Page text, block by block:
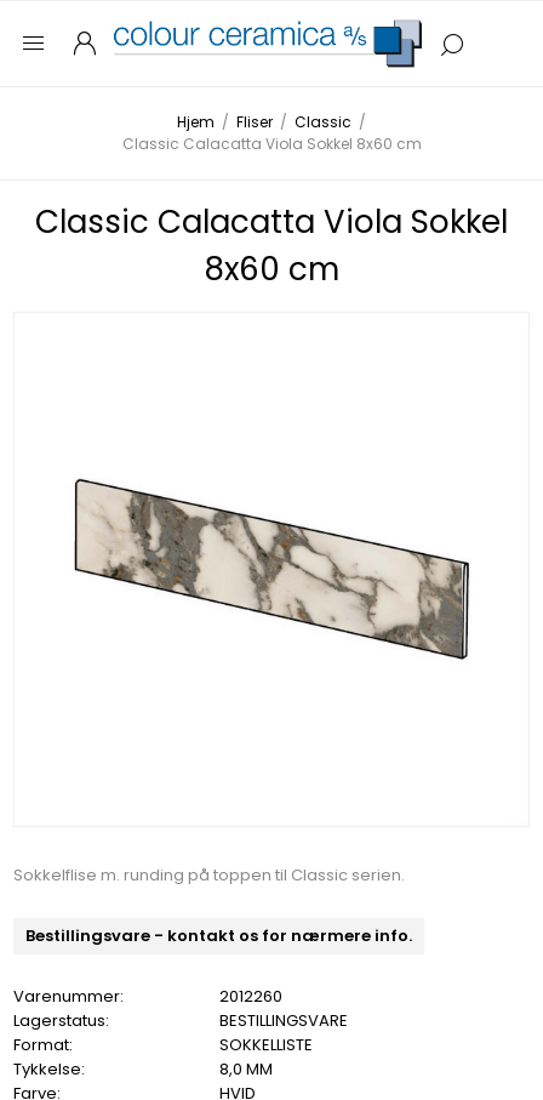
Hjem / Fliser / Classic /
Classic Calacatta Viola Sokkel 8x60 cm
Classic Calacatta Viola Sokkel
8x60 cm
Sokkelflise m. runding på toppen til Classic serien.
Bestillingsvare - kontakt os for nærmere info.
Varenummer:
2012260
Lagerstatus:
BESTILLINGSVARE
Format:
SOKKELLISTE
Tykkelse:
8,0 MM
Farve:
HVID